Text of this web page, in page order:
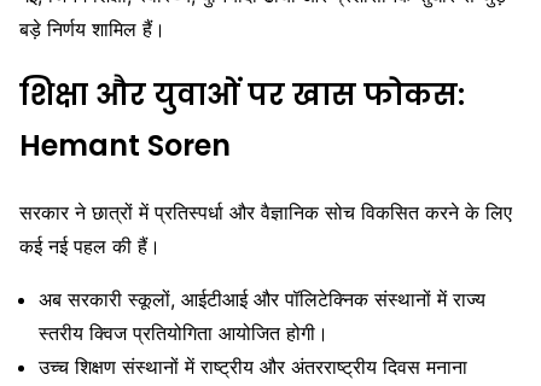
बड़े निर्णय शामिल हैं।
शिक्षा और युवाओं पर खास फोकस:
Hemant Soren
सरकार ने छात्रों में प्रतिस्पर्धा और वैज्ञानिक सोच विकसित करने के लिए
कई नई पहल की हैं।
अब सरकारी स्कूलों, आईटीआई और पॉलिटेक्निक संस्थानों में राज्य
स्तरीय क्विज प्रतियोगिता आयोजित होगी।
उच्च शिक्षण संस्थानों में राष्ट्रीय और अंतरराष्ट्रीय दिवस मनाना